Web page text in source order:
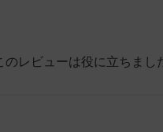
のレビューは役に立ちまし